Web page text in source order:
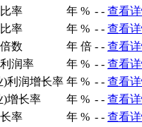
率
年 % - - 查看
率
年 % - - 查看
数
年 倍 - - 查看
润率
年 % - - 查看
)利润增长率 年 % - - 查看
)增长率
年 % - - 查看
率
年 % - - 查看